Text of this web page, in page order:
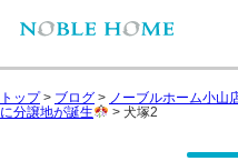
トップ> ブログ > ノーブルホーム小山
に分譲地が誕生
> 犬塚2